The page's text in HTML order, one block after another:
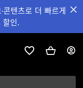
콘텐츠로 더 빠르게
인.